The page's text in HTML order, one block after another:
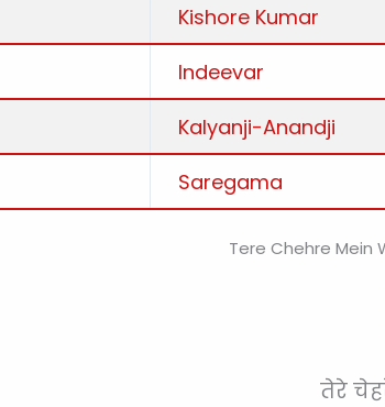
Kishore Kumar
Indeevar
Kalyanji-Anandji
Saregama
Tere Chehre Mein
तेरे